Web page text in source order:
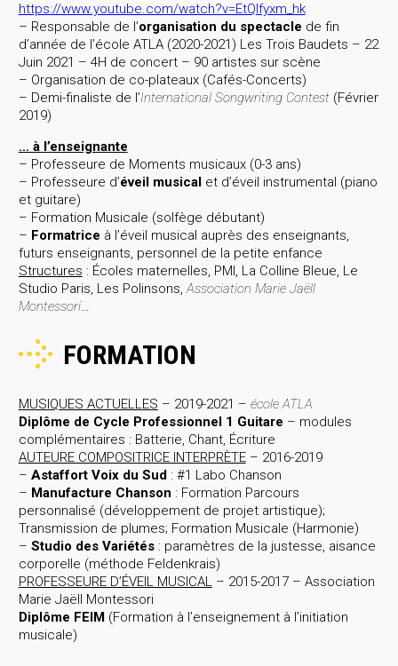
https://www.youtube.com/watch?v=EtQIfyxm_hk
– Responsable de l’organisation du spectacle de fin
d’année de l’école ATLA (2020-2021) Les Trois Baudets – 22
Juin 2021 – 4H de concert – 90 artistes sur scène
– Organisation de co-plateaux (Cafés-Concerts)
– Demi-finaliste de l’International Songwriting Contest(Février
2019)
… à l’enseignante
– Professeure de Moments musicaux (0-3 ans)
– Professeure d’éveil musicalet d’éveil instrumental (piano
et guitare)
– Formation Musicale (solfège débutant)
– Formatrice à l’éveil musical auprès des enseignants,
futurs enseignants, personnel de la petite enfance
Structures : Écoles maternelles, PMI, La Colline Bleue, Le
Studio Paris, Les Polinsons,Association Marie Jaëll
Montessori…
FORMATION
MUSIQUES ACTUELLES – 2019-2021 – école ATLA
Diplôme de Cycle Professionnel 1 Guitare – modules
complémentaires : Batterie, Chant, Écriture
AUTEURE COMPOSITRICE INTERPRÈTE– 2016-2019
– Astaffort Voix du Sud: #1 Labo Chanson
– Manufacture Chanson : Formation Parcours
personnalisé (développement de projet artistique);
Transmission de plumes; Formation Musicale (Harmonie)
– Studio des Variétés: paramètres de la justesse, aisance
corporelle (méthode Feldenkrais)
PROFESSEURE D’ÉVEIL MUSICAL– 2015-2017 – Association
Marie Jaëll Montessori
Diplôme FEIM(Formation à l’enseignement à l’initiation
musicale)